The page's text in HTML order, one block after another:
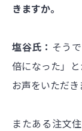
きますか。
塩谷氏： そう
倍になった」
お声をいただき
またある注文